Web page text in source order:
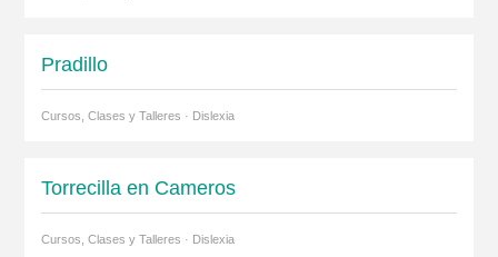
Pradillo
Cursos, Clases y Talleres · Dislexia
Torrecilla en Cameros
Cursos, Clases y Talleres · Dislexia